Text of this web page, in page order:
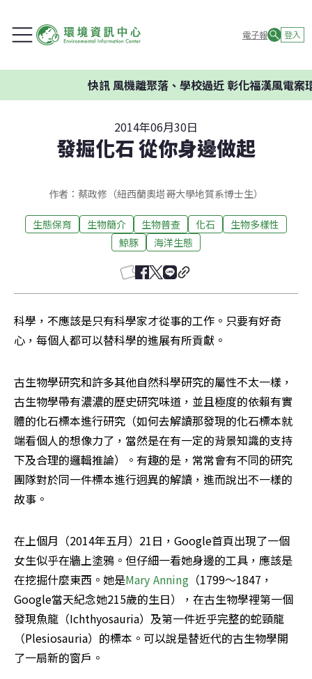
電子報 登入
風機離聚落、學校過近 彰化福漢風電案環委建
2014年06月30日
發掘化石 從你身邊做起
作者：蔡政修（紐西蘭奧塔哥大學地質系博士生）
生態保育 生物簡介 生物普查 化石
生物多樣性
鯨豚
海洋生態
科學，不應該是只有科學家才從事的工作。只要有好奇
心，每個人都可以替科學的進展有所貢獻。
古生物學研究和許多其他自然科學研究的屬性不太一樣，
古生物學帶有濃濃的歷史研究味道，並且極度的依賴有實
體的化石標本進行研究（如何去解讀那發現的化石標本就
端看個人的想像力了，當然是在有一定的背景知識的支持
下及合理的邏輯推論）。有趣的是，常常會有不同的研究
團隊對於同一件標本進行迥異的解讀，進而說出不一樣的
故事。
在上個月（2014年五月）21日，Google首頁出現了一個
女生似乎在牆上塗鴉。但仔細一看她身邊的工具，應該是
在挖掘什麼東西。她是Mary Anning（1799～1847，
Google當天紀念她215歲的生日），在古生物學裡第一個
發現魚龍（Ichthyosauria）及第一件近乎完整的蛇頸龍
（Plesiosauria）的標本。可以說是替近代的古生物學開
了一扇新的窗戶。